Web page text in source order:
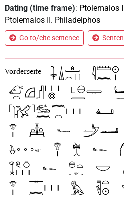
Dating (time frame): Ptolemaios
Ptolemaios II. Philadelphos
Go to/cite sentence
Vorderseite